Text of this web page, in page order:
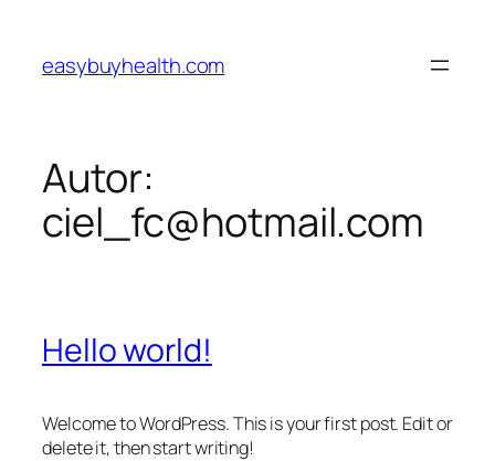
easybuyhealth.com
Autor:
ciel_fc@hotmail.com
Hello world!
Welcome to WordPress. This is your first post. Edit or
delete it, then start writing!